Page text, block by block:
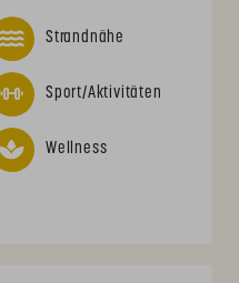
Strandnähe
Sport/Aktivitäten
Wellness